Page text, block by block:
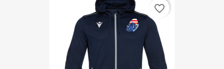
favorite_border